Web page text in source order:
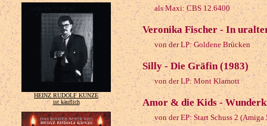
HEINZ RUDOLF KUNZE
ist käuflich
als Maxi: CBS 12.6400
Veronika Fischer - In
von der LP: Goldene Brücken
Silly - Die Gräfin (1983)
von der LP: Mont Klamott
Amor & die Kids -
von der EP: Start Schuss 2 (Amiga